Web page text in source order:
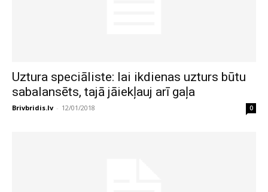
Uztura speciāliste: lai ikdienas uzturs būtu
sabalansēts, tajā jāiekļauj arī gaļa
Brivbridis.lv - 12/01/2018 0